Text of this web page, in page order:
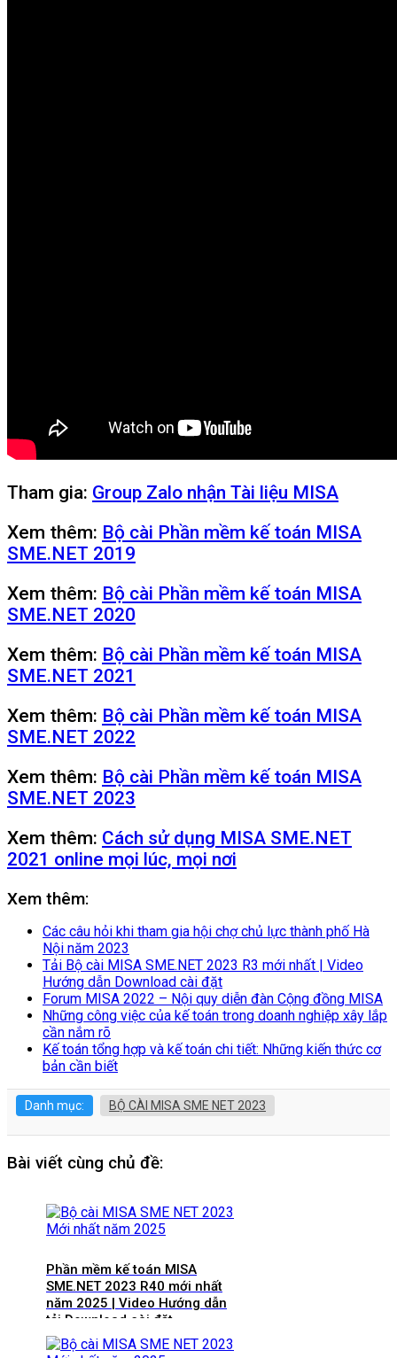
Tham gia: Group Zalo nhận Tài liệu MISA
Xem thêm: Bộ cài Phần mềm kế toán MISA
SME.NET 2019
Xem thêm: Bộ cài Phần mềm kế toán MISA
SME.NET 2020
Xem thêm: Bộ cài Phần mềm kế toán MISA
SME.NET 2021
Xem thêm: Bộ cài Phần mềm kế toán MISA
SME.NET 2022
Xem thêm: Bộ cài Phần mềm kế toán MISA
SME.NET 2023
Xem thêm: Cách sử dụng MISA SME.NET
2021 online mọi lúc, mọi nơi
Xem thêm:
Các câu hỏi khi tham gia hội chợ chủ lực thành phố Hà
Nội năm 2023
Tải Bộ cài MISA SME.NET 2023 R3 mới nhất | Video
Hướng dẫn Download cài đặt
Forum MISA 2022 – Nội quy diễn đàn Cộng đồng MISA
Những công việc của kế toán trong doanh nghiệp xây lắp
cần nắm rõ
Kế toán tổng hợp và kế toán chi tiết: Những kiến thức cơ
bản cần biết
Danh mục: BỘ CÀI MISA SME NET 2023
Bài viết cùng chủ đề:
Phần mềm kế toán MISA
SME.NET 2023 R40 mới nhất
năm 2025 | Video Hướng dẫn
tải Download cài đặt